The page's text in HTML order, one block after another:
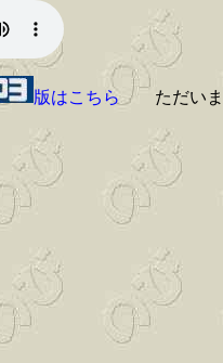
版はこちらただいま